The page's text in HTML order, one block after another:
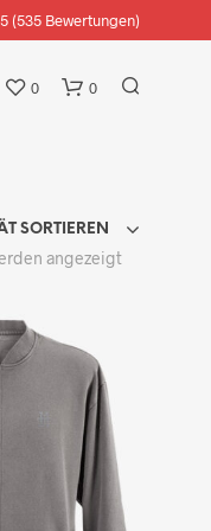
(535 Bewertungen)
0 0
SORTIEREN
angezeigtNach